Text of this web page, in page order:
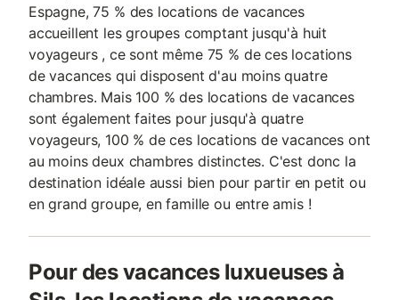
Espagne, 75 % des locations de vacances
accueillent les groupes comptant jusqu'à huit
voyageurs , ce sont même 75 % de ces locations
de vacances qui disposent d'au moins quatre
chambres. Mais 100 % des locations de vacances
sont également faites pour jusqu'à quatre
voyageurs, 100 % de ces locations de vacances ont
au moins deux chambres distinctes. C'est donc la
destination idéale aussi bien pour partir en petit ou
en grand groupe, en famille ou entre amis !
Pour des vacances luxueuses à